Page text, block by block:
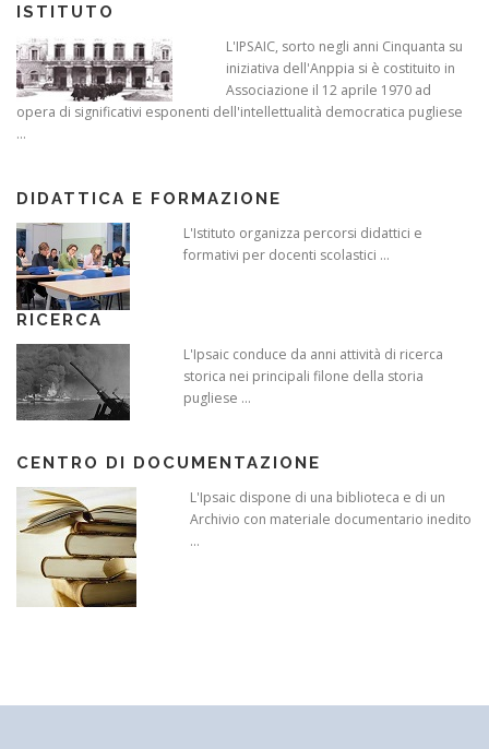
ISTITUTO
L'IPSAIC, sorto negli anni Cinquanta su
iniziativa dell'Anppia si è costituito in
Associazione il 12 aprile 1970 ad
opera di significativi esponenti dell'intellettualità democratica pugliese
...
DIDATTICA E FORMAZIONE
L'Istituto organizza percorsi didattici e
formativi per docenti scolastici ...
RICERCA
L'Ipsaic conduce da anni attività di ricerca
storica nei principali filone della storia
pugliese ...
CENTRO DI DOCUMENTAZIONE
L'Ipsaic dispone di una biblioteca e di un
Archivio con materiale documentario inedito
...